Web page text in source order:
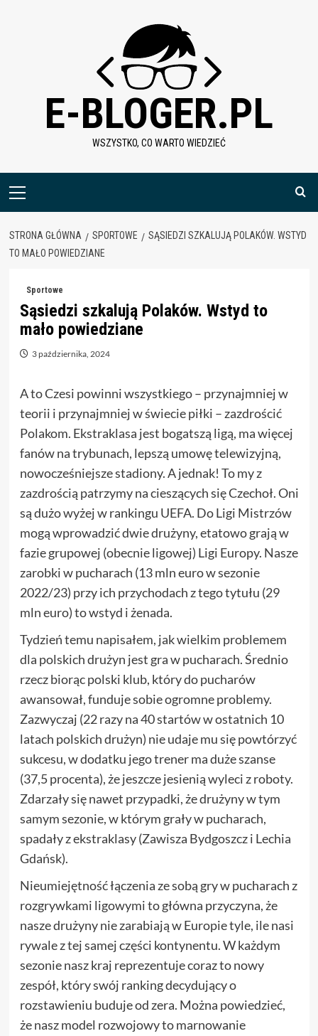
E-BLOGER.PL
WSZYSTKO, CO WARTO WIEDZIEĆ
Menu
STRONA GŁÓWNA SPORTOWE
SĄSIEDZI SZKALUJĄ POLAKÓW. WSTYD
TO MAŁO POWIEDZIANE
Sportowe
Sąsiedzi szkalują Polaków. Wstyd to
mało powiedziane
3 października, 2024
A to Czesi powinni wszystkiego – przynajmniej w
teorii i przynajmniej w świecie piłki – zazdrościć
Polakom. Ekstraklasa jest bogatszą ligą, ma więcej
fanów na trybunach, lepszą umowę telewizyjną,
nowocześniejsze stadiony. A jednak! To my z
zazdrością patrzymy na cieszących się Czechoł. Oni
są dużo wyżej w rankingu UEFA. Do Ligi Mistrzów
mogą wprowadzić dwie drużyny, etatowo grają w
fazie grupowej (obecnie ligowej) Ligi Europy. Nasze
zarobki w pucharach (13 mln euro w sezonie
2022/23) przy ich przychodach z tego tytułu (29
mln euro) to wstyd i żenada.
Tydzień temu napisałem, jak wielkim problemem
dla polskich drużyn jest gra w pucharach. Średnio
rzecz biorąc polski klub, który do pucharów
awansował, funduje sobie ogromne problemy.
Zazwyczaj (22 razy na 40 startów w ostatnich 10
latach polskich drużyn) nie udaje mu się powtórzyć
sukcesu, w dodatku jego trener ma duże szanse
(37,5 procenta), że jeszcze jesienią wyleci z roboty.
Zdarzały się nawet przypadki, że drużyny w tym
samym sezonie, w którym grały w pucharach,
spadały z ekstraklasy (Zawisza Bydgoszcz i Lechia
Gdańsk).
Nieumiejętność łączenia ze sobą gry w pucharach z
rozgrywkami ligowymi to główna przyczyna, że
nasze drużyny nie zarabiają w Europie tyle, ile nasi
rywale z tej samej części kontynentu. W każdym
sezonie nasz kraj reprezentuje coraz to nowy
zespół, który swój ranking decydujący o
rozstawieniu buduje od zera. Można powiedzieć,
że nasz model rozwojowy to marnowanie